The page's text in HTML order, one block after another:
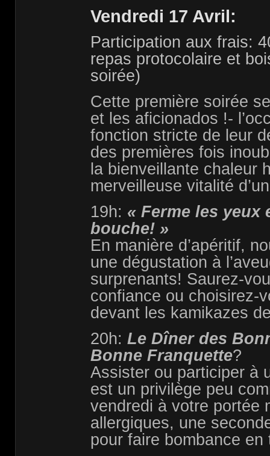
Vendredi 17 Avril:
Participation aux frais:
repas protocolaire et
soirée)
Cette première soirée
et les aficionados !-
fonction stricte de leur
des premières fois
la bienveillante chaleur
merveilleuse vitalité
19h: « Ferme les yeux
bouche! »
En manière d’apéritif,
une dégustation à
surprenants! Saurez-
confiance ou choisirez-
devant les kamikazes
20h: Le Dîner des
Bonne Franquette?
Assister ou participer à
est un privilège peu
vendredi à votre portée
allergiques, une
pour faire bombance